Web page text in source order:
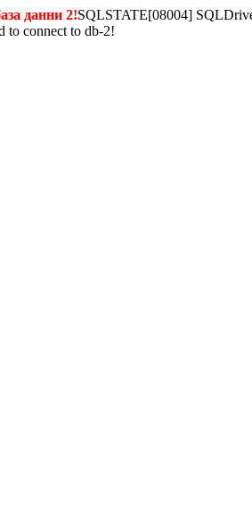
данни 2!SQLSTATE[08004]
to connect to db-2!